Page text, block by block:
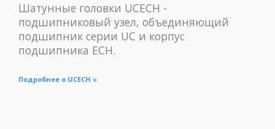
Шатунные головки UCECH -
подшипниковый узел, объединяющий
подшипник серии UC и корпус
подшипника ECH.
Подробнее о UCECH »